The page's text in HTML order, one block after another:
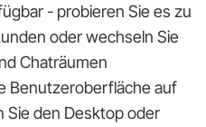
- probieren Sie es zu
oder wechseln Sie
Chaträumen
Benutzeroberfläche auf
Sie den Desktop oder